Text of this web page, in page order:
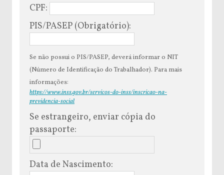
CPF:
PIS/PASEP (Obrigatório):
Se não possui o PIS/PASEP, deverá informar o NIT
(Número de Identificação do Trabalhador). Para mais
informações:
https://www.inss.gov.br/servicos-do-inss/inscricao-na-
previdencia-social
Se estrangeiro, enviar cópia do
passaporte:
Data de Nascimento: